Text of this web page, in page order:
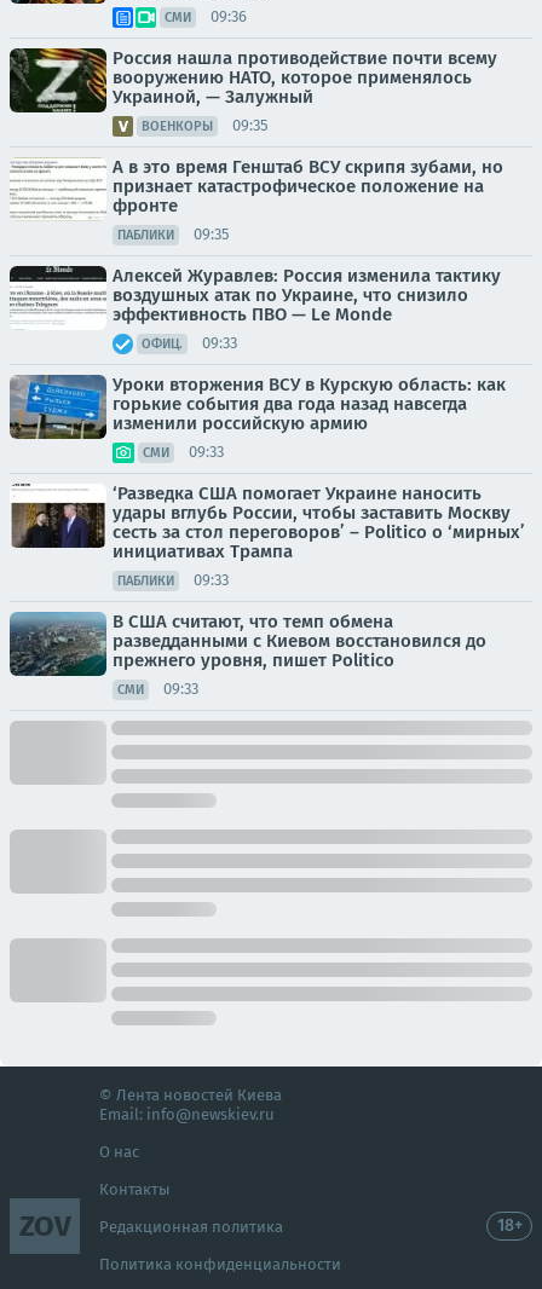
СМИ 09:36
Россия нашла противодействие почти всему
вооружению НАТО, которое применялось
Украиной, — Залужный
ВОЕНКОРЫ 09:35
А в это время Генштаб ВСУ скрипя зубами, но
признает катастрофическое положение на
фронте
ПАБЛИКИ 09:35
Алексей Журавлев: Россия изменила тактику
воздушных атак по Украине, что снизило
эффективность ПВО — Le Monde
ОФИЦ. 09:33
Уроки вторжения ВСУ в Курскую область: как
горькие события два года назад навсегда
изменили российскую армию
СМИ 09:33
‘Разведка США помогает Украине наносить
удары вглубь России, чтобы заставить Москву
сесть за стол переговоров’ – Politico о ‘мирных’
инициативах Трампа
ПАБЛИКИ 09:33
В США считают, что темп обмена
разведданными с Киевом восстановился до
прежнего уровня, пишет Politico
СМИ 09:33
ZOV
© Лента новостей Киева
Email: info@newskiev.ru
О нас
Контакты
Редакционная политика
Политика конфиденциальности
18+